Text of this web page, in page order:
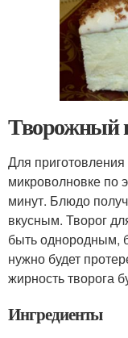
Творожный
Для
микроволновке по
минут. Блюдо
вкусным. Творог
быть однородным,
нужно будет
жирность творога
Ингредиенты